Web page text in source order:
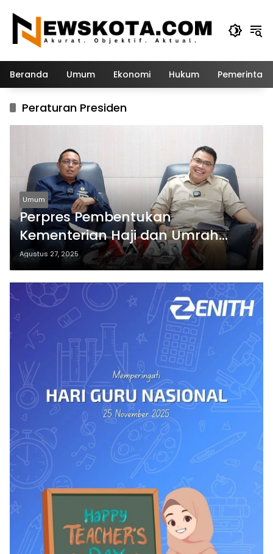
konten
Beranda Umum Ekonomi Hukum
Peraturan Presiden
Umum
Perpres Pembentukan
Kementerian Haji dan Umrah
Segera Diterbitkan Presiden
Prabowo
Agustus 27, 2025